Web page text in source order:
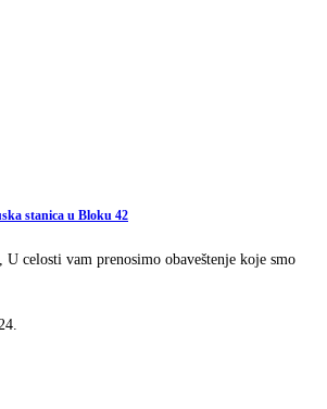
stanica u Bloku 42
U celosti vam prenosimo obaveštenje koje smo